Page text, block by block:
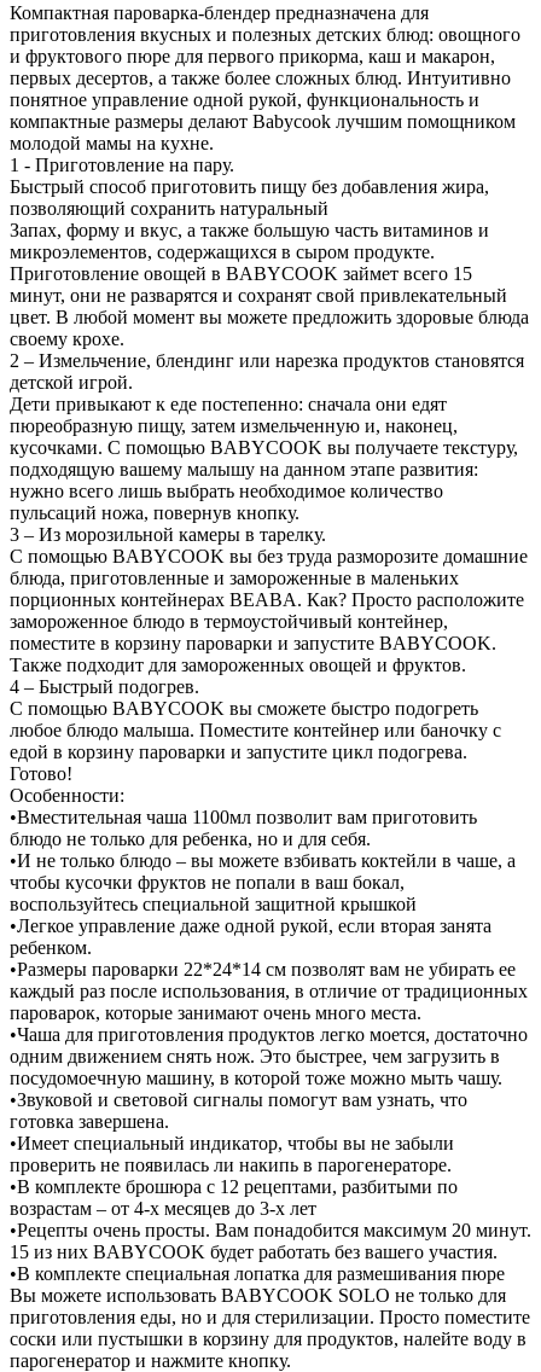
Компактная пароварка-блендер предназначена для
приготовления вкусных и полезных детских блюд: овощного
и фруктового пюре для первого прикорма, каш и макарон,
первых десертов, а также более сложных блюд. Интуитивно
понятное управление одной рукой, функциональность и
компактные размеры делают Babycook лучшим помощником
молодой мамы на кухне.
1 - Приготовление на пару.
Быстрый способ приготовить пищу без добавления жира,
позволяющий сохранить натуральный
Запах, форму и вкус, а также большую часть витаминов и
микроэлементов, содержащихся в сыром продукте.
Приготовление овощей в BABYCOOK займет всего 15
минут, они не разварятся и сохранят свой привлекательный
цвет. В любой момент вы можете предложить здоровые блюда
своему крохе.
2 – Измельчение, блендинг или нарезка продуктов становятся
детской игрой.
Дети привыкают к еде постепенно: сначала они едят
пюреобразную пищу, затем измельченную и, наконец,
кусочками. С помощью BABYCOOK вы получаете текстуру,
подходящую вашему малышу на данном этапе развития:
нужно всего лишь выбрать необходимое количество
пульсаций ножа, повернув кнопку.
3 – Из морозильной камеры в тарелку.
С помощью BABYCOOK вы без труда разморозите домашние
блюда, приготовленные и замороженные в маленьких
порционных контейнерах BEABA. Как? Просто расположите
замороженное блюдо в термоустойчивый контейнер,
поместите в корзину пароварки и запустите BABYCOOK.
Также подходит для замороженных овощей и фруктов.
4 – Быстрый подогрев.
С помощью BABYCOOK вы сможете быстро подогреть
любое блюдо малыша. Поместите контейнер или баночку с
едой в корзину пароварки и запустите цикл подогрева.
Готово!
Особенности:
•Вместительная чаша 1100мл позволит вам приготовить
блюдо не только для ребенка, но и для себя.
•И не только блюдо – вы можете взбивать коктейли в чаше, а
чтобы кусочки фруктов не попали в ваш бокал,
воспользуйтесь специальной защитной крышкой
•Легкое управление даже одной рукой, если вторая занята
ребенком.
•Размеры пароварки 22*24*14 см позволят вам не убирать ее
каждый раз после использования, в отличие от традиционных
пароварок, которые занимают очень много места.
•Чаша для приготовления продуктов легко моется, достаточно
одним движением снять нож. Это быстрее, чем загрузить в
посудомоечную машину, в которой тоже можно мыть чашу.
•Звуковой и световой сигналы помогут вам узнать, что
готовка завершена.
•Имеет специальный индикатор, чтобы вы не забыли
проверить не появилась ли накипь в парогенераторе.
•В комплекте брошюра с 12 рецептами, разбитыми по
возрастам – от 4-х месяцев до 3-х лет
•Рецепты очень просты. Вам понадобится максимум 20 минут.
15 из них BABYCOOK будет работать без вашего участия.
•В комплекте специальная лопатка для размешивания пюре
Вы можете использовать BABYCOOK SOLO не только для
приготовления еды, но и для стерилизации. Просто поместите
соски или пустышки в корзину для продуктов, налейте воду в
парогенератор и нажмите кнопку.